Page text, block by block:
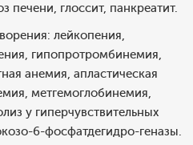
печени, глоссит, панкреатит.
лейкопения,
гипопротромбинемия,
анемия, апластическая
метгемоглобинемия,
у гиперчувствительных
6-фосфатдегидро-геназы.